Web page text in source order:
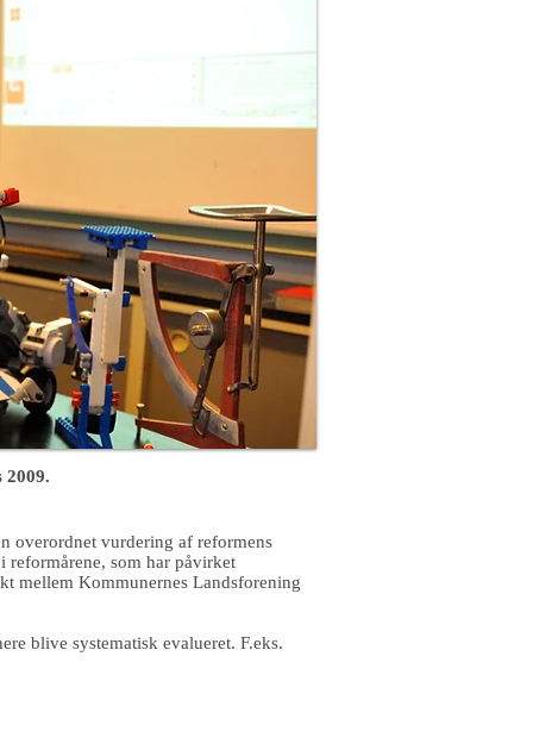
2009.
overordnet vurdering af reformens
reformårene, som har påvirket
mellem Kommunernes Landsforening
blive systematisk evalueret. F.eks.